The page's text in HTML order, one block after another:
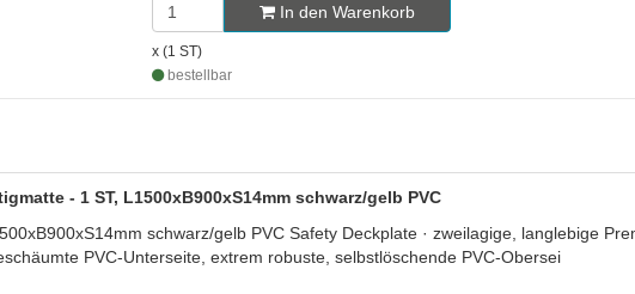
In den Warenkorb
x (1 ST)
bestellbar
- 1 ST, L1500xB900xS14mm schwarz/gelb PVC
schwarz/gelb PVC Safety Deckplate · zweilagige, langlebige
PVC-Unterseite, extrem robuste, selbstlöschende PVC-Obersei